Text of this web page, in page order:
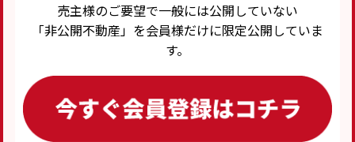
売主様のご要望で一般には公開していない
「非公開不動産」を会員様だけに限定公開していま
す。